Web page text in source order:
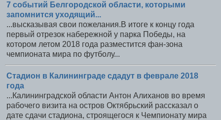
7 событий Белгородской области, которыми
запомнится уходящий...
...высказывая свои пожелания.В итоге к концу года
первый отрезок набережной у парка Победы, на
котором летом 2018 года разместится фан-зона
чемпионата мира по футболу...
Стадион в Калининграде сдадут в феврале 2018
года
...Калининградской области Антон Алиханов во время
рабочего визита на остров Октябрьский рассказал о
дате сдачи стадиона, строящегося к Чемпионату мира